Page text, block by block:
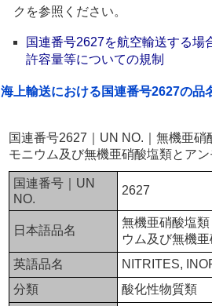
クを参照ください。
国連番号2627を航空輸送する場
許容量等についての規制
海上輸送における国連番号2627の品
国連番号2627｜UN NO.｜無機亜
モニウム及び無機亜硝酸塩類とア
国連番号｜UN
NO.
2627
日本語品名
無機亜硝酸塩
ウム及び無機
英語品名
NITRITES,
分類
酸化性物質類